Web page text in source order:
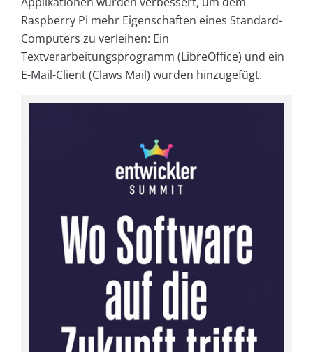
Raspberry Pi mehr Eigenschaften eines Standard-
Computers zu verleihen: Ein
Textverarbeitungsprogramm (LibreOffice) und ein
E-Mail-Client (Claws Mail) wurden hinzugefügt.